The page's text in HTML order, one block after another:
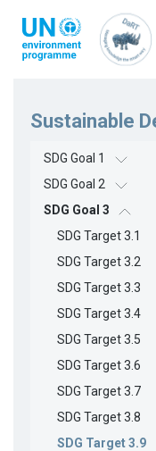
Sustainable
SDG Goal 1
SDG Goal 2
SDG Goal 3
SDG Target 3.1
SDG Target 3.2
SDG Target 3.3
SDG Target 3.4
SDG Target 3.5
SDG Target 3.6
SDG Target 3.7
SDG Target 3.8
SDG Target 3.9